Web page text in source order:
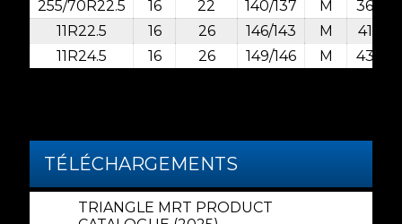
255/70R22.5
16 22 140/137 M
36.6
11R22.5
16 26 146/143 M
41.5
11R24.5
16 26 149/146 M 43.5
TÉLÉCHARGEMENTS
TRIANGLE MRT PRODUCT